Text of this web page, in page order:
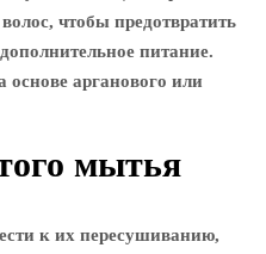
чтобы предотвратить
питание.
арганового или
мытья
к их пересушиванию,